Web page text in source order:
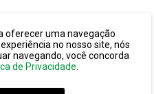
oferecer uma navegação
no nosso site, nós
navegando, você concorda
de Privacidade.
0002-60